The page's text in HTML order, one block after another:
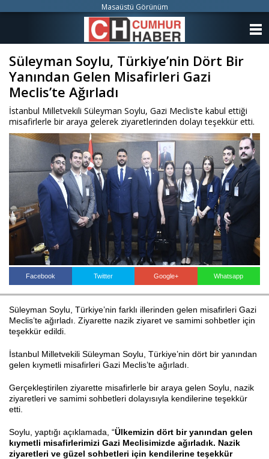
Süleyman Soylu, Türkiye’nin Dört Bir
Yanından Gelen Misafirleri Gazi
Meclis’te Ağırladı
İstanbul Milletvekili Süleyman Soylu, Gazi Meclis’te kabul ettiği
misafirlerle bir araya gelerek ziyaretlerinden dolayı teşekkür etti.
Facebook Twitter Google+ Whatsapp
Süleyman Soylu, Türkiye’nin farklı illerinden gelen misafirleri Gazi
Meclis’te ağırladı. Ziyarette nazik ziyaret ve samimi sohbetler için
teşekkür edildi.
İstanbul Milletvekili Süleyman Soylu, Türkiye’nin dört bir yanından
gelen kıymetli misafirleri Gazi Meclis’te ağırladı.
Gerçekleştirilen ziyarette misafirlerle bir araya gelen Soylu, nazik
ziyaretleri ve samimi sohbetleri dolayısıyla kendilerine teşekkür
etti.
Soylu, yaptığı açıklamada, “Ülkemizin dört bir yanından gelen
kıymetli misafirlerimizi Gazi Meclisimizde ağırladık. Nazik
ziyaretleri ve güzel sohbetleri için kendilerine teşekkür
Masaüstü Görünüm
KATEGORİLER
ANKETLER
FOTO GALERİ
VİDEO GALERİ
KÜNYE
İLETİŞİM
Haberin Doğru Adresi.